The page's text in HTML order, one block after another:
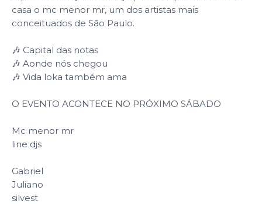
casa o mc menor mr, um dos artistas mais
conceituados de São Paulo.
🎶 Capital das notas
🎶 Aonde nós chegou
🎶 Vida loka também ama
O EVENTO ACONTECE NO PRÓXIMO SÁBADO
Mc menor mr
line djs
Gabriel
Juliano
silvest